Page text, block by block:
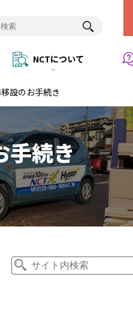
NCTについて
設のお手続き
手続き